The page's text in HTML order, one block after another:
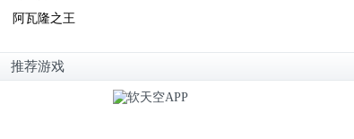
阿瓦隆之王
推荐游戏